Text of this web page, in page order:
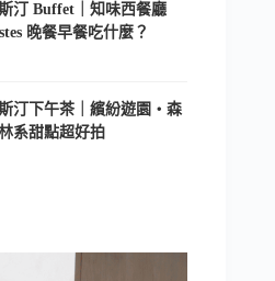
汀 Buffet｜知味西餐廳
晚餐早餐吃什麼？
汀下午茶｜繽紛遊園・森
系甜點超好拍